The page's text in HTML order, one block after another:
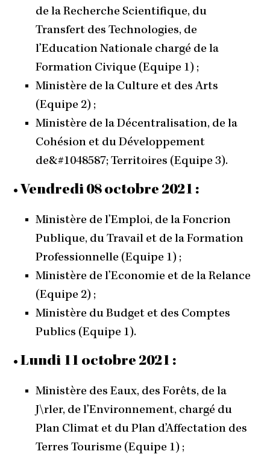
de la Recherche Scientifique, du
Transfert des Technologies, de
l’Education Nationale chargé de la
Formation Civique (Equipe 1) ;
Ministère de la Culture et des Arts
(Equipe 2) ;
Ministère de la Décentralisation, de la
Cohésion et du Développement
de&#1048587; Territoires (Equipe 3).
• Vendredi 08 octobre 2021 :
Ministère de l’Emploi, de la Foncrion
Publique, du Travail et de la Formation
Professionnelle (Equipe 1) ;
Ministère de l’Economie et de la Relance
(Equipe 2) ;
Ministère du Budget et des Comptes
Publics (Equipe 1).
• Lundi 11 octobre 2021 :
Ministère des Eaux, des Forêts, de la
J\rler, de l’Environnement, chargé du
Plan Climat et du Plan d’Affectation des
Terres Tourisme (Equipe 1) ;